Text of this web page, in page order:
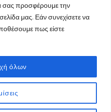
σας προσφέρουμε την
μας. Εάν συνεχίσετε να
πως είστε
όλων
Επιστροφή στην κορυφή